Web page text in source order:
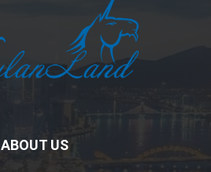
ABOUT US